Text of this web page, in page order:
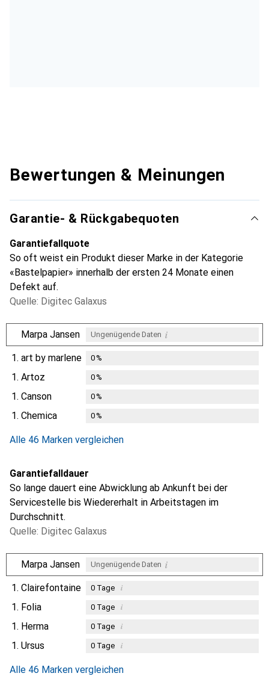
Bewertungen & Meinungen
Garantie- & Rückgabequoten
Garantiefallquote
So oft weist ein Produkt dieser Marke in der Kategorie
«Bastelpapier» innerhalb der ersten 24 Monate einen
Defekt auf.
Quelle: Digitec Galaxus
Marpa Jansen Ungenügende Daten i
1. art by marlene 0%
1. Artoz 0%
1. Canson 0%
1. Chemica 0%
Alle 46 Marken vergleichen
Garantiefalldauer
So lange dauert eine Abwicklung ab Ankunft bei der
Servicestelle bis Wiedererhalt in Arbeitstagen im
Durchschnitt.
Quelle: Digitec Galaxus
Marpa Jansen Ungenügende Daten i
1. Clairefontaine 0Tage i
1. Folia 0Tage i
1. Herma 0Tage i
1. Ursus 0Tage i
Alle 46 Marken vergleichen